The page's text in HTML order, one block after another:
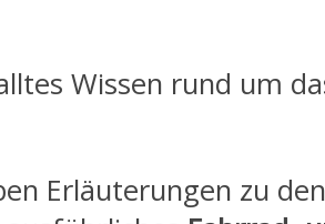
Wissen rund um
Erläuterungen zu den